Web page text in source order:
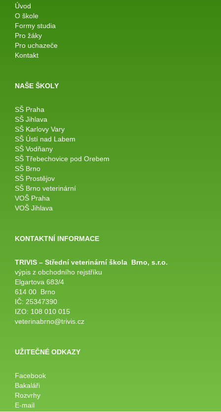
Úvod
O škole
Formy studia
Pro žáky
Pro uchazeče
Kontakt
NAŠE ŠKOLY
SŠ Praha
SŠ Jihlava
SŠ Karlovy Vary
SŠ Ústí nad Labem
SŠ Vodňany
SŠ Třebechovice pod Orebem
SŠ Brno
SŠ Prostějov
SŠ Brno veterinární
VOŠ Praha
VOŠ Jihlava
KONTAKTNÍ INFORMACE
TRIVIS – Střední veterinárníškola Brno, s.r.o.
výpis z obchodního rejstříku
Elgartova 683/4
614 00 Brno
IČ: 25347390
IZO: 108 010 015
veterinabrno@trivis.cz
UŽITEČNÉ ODKAZY
Facebook
Bakaláři
Rozvrhy
E-mail